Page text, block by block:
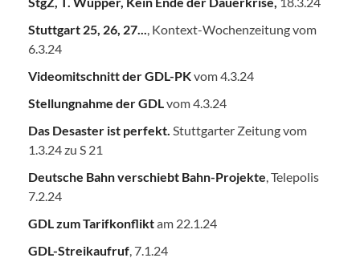
Stuttgart 25, 26, 27..., Kontext-Wochenzeitung vom
6.3.24
Videomitschnitt der GDL-PKvom 4.3.24
Stellungnahme der GDLvom 4.3.24
Das Desaster ist perfekt. Stuttgarter Zeitung vom
1.3.24 zu S 21
Deutsche Bahn verschiebt Bahn-Projekte, Telepolis
7.2.24
GDL zum Tarifkonfliktam 22.1.24
GDL-Streikaufruf, 7.1.24